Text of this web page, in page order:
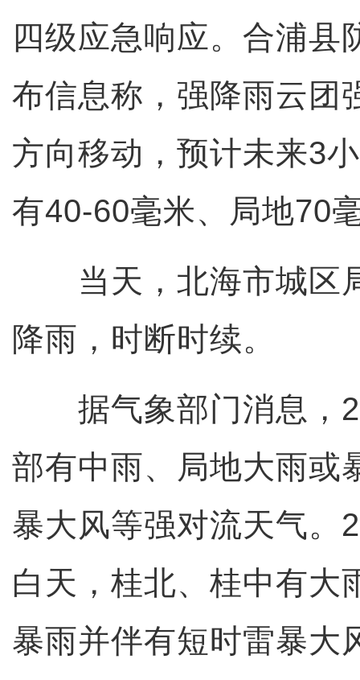
四级应急响应。合浦县
布信息称，强降雨云团
方向移动，预计未来3
有40-60毫米、局地70
当天，北海市城区
降雨，时断时续。
据气象部门消息，
部有中雨、局地大雨或
暴大风等强对流天气。
白天，桂北、桂中有大
暴雨并伴有短时雷暴大